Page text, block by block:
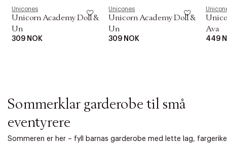
o
n
Unicones
Unicorn Academy Doll &
Un
309 NOK
Unicones
Unicorn Academy Doll &
Un
309 NOK
Ava
449
Sommerklar garderobe til små
eventyrere
Sommeren er her – fyll barnas garderobe med lette lag, fargerike